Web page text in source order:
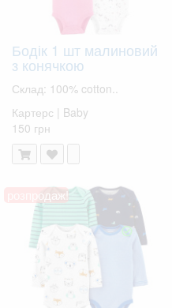
Бодік 1 шт малиновий
з конячкою
Склад: 100% cotton..
Картерс | Baby
150 грн
розпродаж!